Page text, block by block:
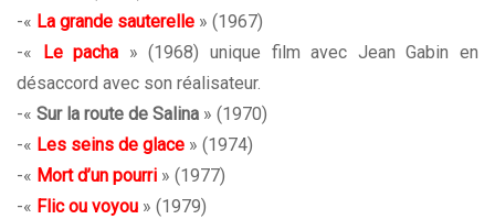
-« La grande sauterelle » (1967)
-«
Le pacha » (1968) unique film avec Jean Gabin en
désaccord avec son réalisateur.
-« Sur la route de Salina » (1970)
-« Les seins de glace » (1974)
-« Mort d’un pourri » (1977)
-« Flic ou voyou » (1979)